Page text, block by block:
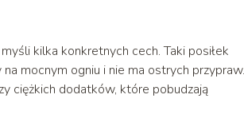
kilka konkretnych cech. Taki posiłek
mocnym ogniu i nie ma ostrych przypraw.
ciężkich dodatków, które pobudzają